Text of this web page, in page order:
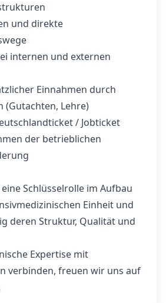
und direkte
internen und externen
Einnahmen durch
(Gutachten, Lehre)
/ Jobticket
der betrieblichen
Schlüsselrolle im Aufbau
Einheit und
deren Struktur, Qualität und
Expertise mit
verbinden, freuen wir uns auf